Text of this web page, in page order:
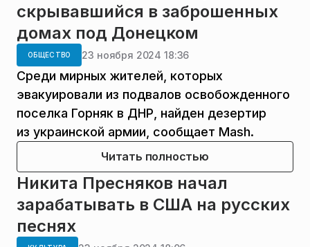
скрывавшийся в заброшенных
домах под Донецком
ОБЩЕСТВО 23 ноября 2024 18:36
Среди мирных жителей, которых
эвакуировали из подвалов освобожденного
поселка Горняк в ДНР, найден дезертир
из украинской армии, сообщает Mash.
Читать полностью
Никита Пресняков начал
зарабатывать в США на русских
песнях